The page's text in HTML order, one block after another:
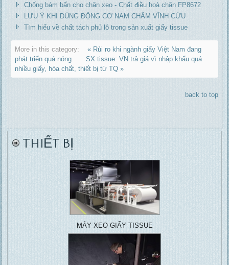
Chống bám bẩn cho chăn xeo - Chất điều hoà chăn FP8672
LƯU Ý KHI DÙNG ĐỘNG CƠ NAM CHÂM VĨNH CỬU
Tìm hiểu về chất tách phủ lô trong sản xuất giấy tissue
More in this category:
« Rủi ro khi ngành giấy Việt Nam đang
phát triển quá nóng
SX tissue: VN trả giá vì nhập khẩu quá
nhiều giấy, hóa chất, thiết bị từ TQ »
back to top
THIẾT BỊ
MÁY XEO GIẤY TISSUE